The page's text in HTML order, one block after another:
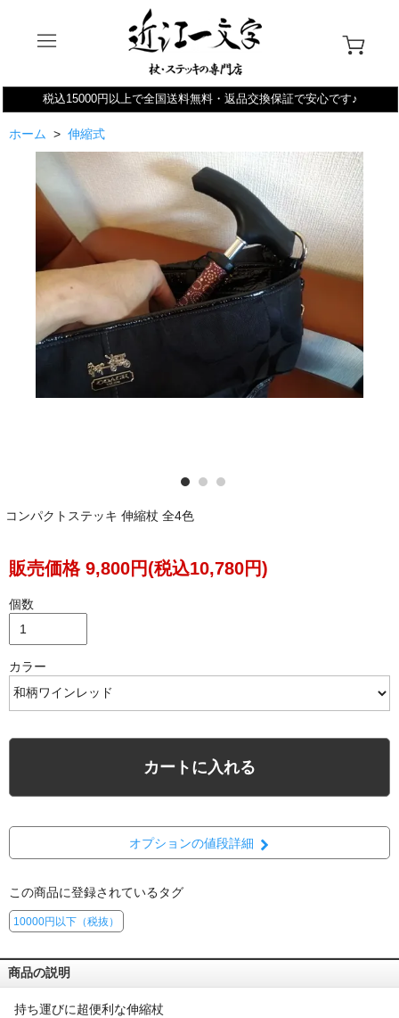
税込15000円以上で全国送料無料・返品交換保証で安心です♪
ホーム > 伸縮式
コンパクトステッキ 伸縮杖 全4色
販売価格 9,800円(税込10,780円)
個数
カラー
カートに入れる
オプションの値段詳細
この商品に登録されているタグ
10000円以下（税抜）
商品の説明
持ち運びに超便利な伸縮杖